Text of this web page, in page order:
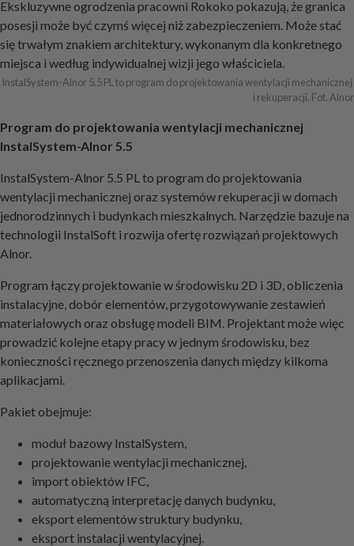
Ekskluzywne ogrodzenia pracowni Rokoko pokazują, że granica
posesji może być czymś więcej niż zabezpieczeniem. Może stać
się trwałym znakiem architektury, wykonanym dla konkretnego
miejsca i według indywidualnej wizji jego właściciela.
InstalSystem-Alnor 5.5 PL to program do projektowania wentylacji mechanicznej
i rekuperacji. Fot. Alnor
Program do projektowania wentylacji mechanicznej
InstalSystem-Alnor 5.5
InstalSystem-Alnor 5.5 PL to program do projektowania
wentylacji mechanicznej oraz systemów rekuperacji w domach
jednorodzinnych i budynkach mieszkalnych. Narzędzie bazuje na
technologii InstalSoft i rozwija ofertę rozwiązań projektowych
Alnor.
Program łączy projektowanie w środowisku 2D i 3D, obliczenia
instalacyjne, dobór elementów, przygotowywanie zestawień
materiałowych oraz obsługę modeli BIM. Projektant może więc
prowadzić kolejne etapy pracy w jednym środowisku, bez
konieczności ręcznego przenoszenia danych między kilkoma
aplikacjami.
Pakiet obejmuje:
moduł bazowy InstalSystem,
projektowanie wentylacji mechanicznej,
import obiektów IFC,
automatyczną interpretację danych budynku,
eksport elementów struktury budynku,
eksport instalacji wentylacyjnej.